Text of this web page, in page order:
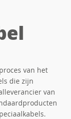
van het
die zijn
van